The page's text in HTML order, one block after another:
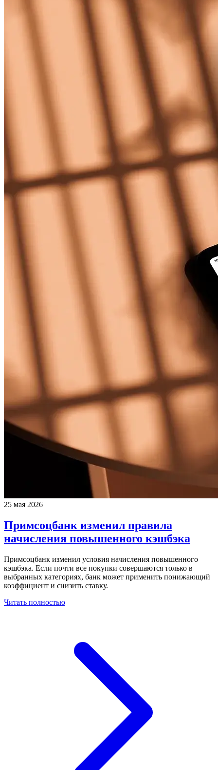
25 мая 2026
Примсоцбанк изменил правила
начисления повышенного кэшбэка
Примсоцбанк изменил условия начисления повышенного
кэшбэка. Если почти все покупки совершаются только в
выбранных категориях, банк может применить понижающий
коэффициент и снизить ставку.
Читать полностью